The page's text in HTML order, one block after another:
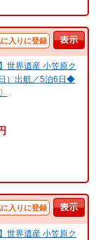
入りに登録
世界遺産 小笠原ク
）出航／5泊6日◆
入りに登録
世界遺産 小笠原ク